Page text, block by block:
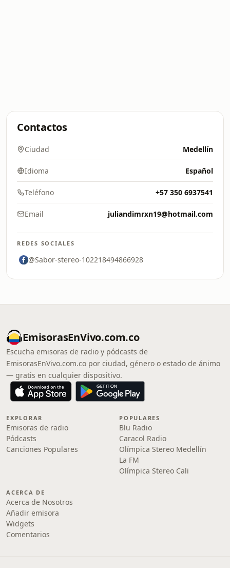
Contactos
Ciudad Medellín
Idioma Español
Teléfono +57 350 6937541
Email juliandimrxn19@hotmail.com
REDES SOCIALES
@Sabor-stereo-102218494866928
EmisorasEnVivo.com.co
Escucha emisoras de radio y pódcasts de
EmisorasEnVivo.com.co por ciudad, género o estado de ánimo
— gratis en cualquier dispositivo.
EXPLORAR
Emisoras de radio
Pódcasts
Canciones Populares
POPULARES
Blu Radio
Caracol Radio
Olímpica Stereo Medellín
La FM
Olímpica Stereo Cali
ACERCA DE
Acerca de Nosotros
Añadir emisora
Widgets
Comentarios